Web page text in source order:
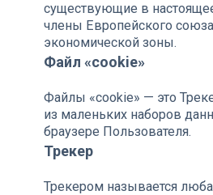
существующие в
члены Европейского
экономической зоны.
Файл «cookie»
Файлы «cookie» — это
из маленьких наборов
браузере Пользователя.
Трекер
Трекером называется